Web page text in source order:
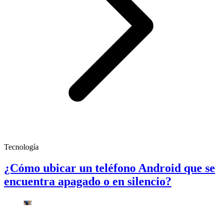
Tecnología
¿Cómo ubicar un teléfono Android que se
encuentra apagado o en silencio?